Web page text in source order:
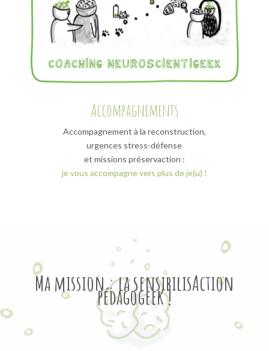
Accompagnements
Accompagnement à la reconstruction,
urgences stress-défense
et missions préservaction :
je vous accompagne vers plus de je(u) !
Ma mission : la sensibilisAction
pédagogeek !